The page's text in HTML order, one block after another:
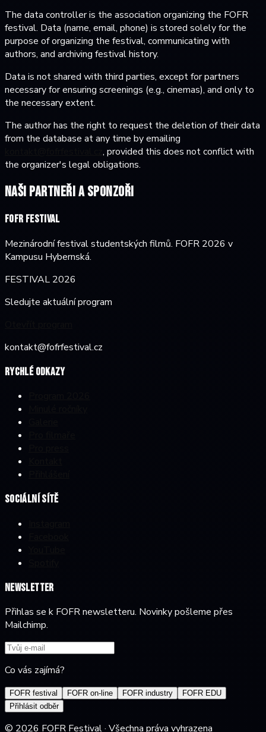
The data controller is the association organizing the FOFR
festival. Data (name, email, phone) is stored solely for the
purpose of organizing the festival, communicating with
authors, and archiving festival history.
Data is not shared with third parties, except for partners
necessary for ensuring screenings (e.g., cinemas), and only to
the necessary extent.
The author has the right to request the deletion of their data
from the database at any time by emailing
, provided this does not conflict with
the organizer's legal obligations.
Naši partneři a sponzoři
FOFR Festival
Mezinárodní festival studentských filmů. FOFR 2026 v
Kampusu Hybernská.
FESTIVAL 2026
Sledujte aktuální program
kontakt@fofrfestival.cz
Rychlé odkazy
Sociální sítě
Newsletter
Přihlas se k FOFR newsletteru. Novinky pošleme přes
Mailchimp.
Co vás zajímá?
FOFR festival FOFR on-line FOFR industry
FOFR EDU
Přihlásit odběr
© 2026 FOFR Festival · Všechna práva vyhrazena